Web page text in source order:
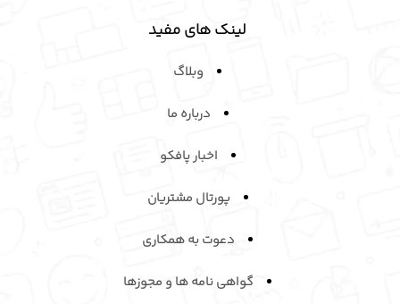
لینک های مفید
وبلاگ
درباره ما
اخبار پافکو
پورتال مشتریان
دعوت به همکاری
گواهی نامه ها و مجوزها